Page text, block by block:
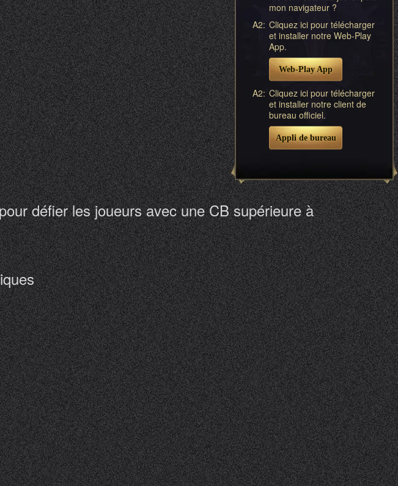
défier les joueurs avec une CB supérieure à
mon navigateur ?
A2: Cliquez ici pour télécharger
et installer notre Web-Play
App.
Web-Play App
A2: Cliquez ici pour télécharger
et installer notre client de
bureau officiel.
Appli de bureau